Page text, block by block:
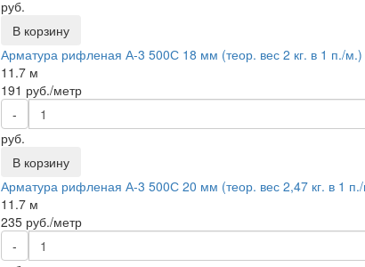
руб.
В корзину
Арматура рифленая А-3 500С 18 мм (теор. вес 2 кг. в 1 п./
11.7 м
191 руб./метр
-
руб.
В корзину
Арматура рифленая А-3 500С 20 мм (теор. вес 2,47 кг. в 1
11.7 м
235руб./метр
-